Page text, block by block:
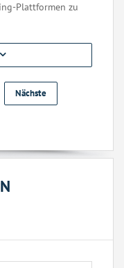
Plattformen zu
Nächste